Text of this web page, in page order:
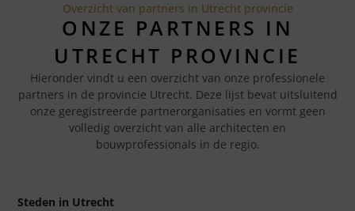
Overzicht van partners in Utrecht provincie
ONZE PARTNERS IN
UTRECHT PROVINCIE
Hieronder vindt u een overzicht van onze professionele
partners in de provincie Utrecht. Deze lijst bevat uitsluitend
onze geregistreerde partnerorganisaties en vormt geen
volledig overzicht van alle architecten en
bouwprofessionals in de regio.
Steden in Utrecht